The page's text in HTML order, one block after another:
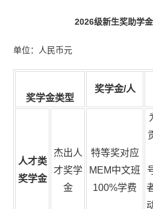
2026级新生奖助学
单位：人民币元
奖学金类型
奖学金/人
人才类
奖学金
杰出人
才奖学
金
特等奖对应
MEM中文班
100%学费